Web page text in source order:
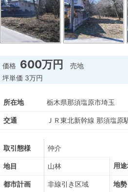
価格 600万円
売地
坪単価 3万円
所在地 栃木県那須塩原市埼玉
交通 ＪＲ東北新幹線 那須塩
取引態様 仲介
地目 山林 用
都市計画 非線引き区域 地勢